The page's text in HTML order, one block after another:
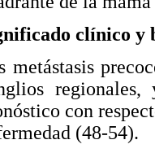
clínico y
metástasis
con
(48-54).